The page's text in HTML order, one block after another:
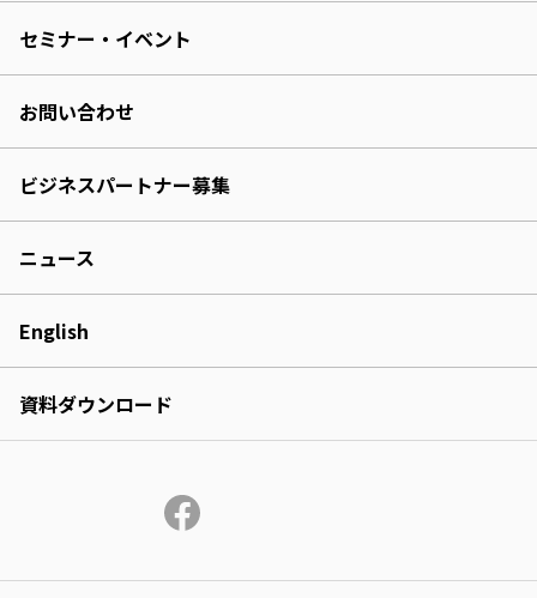
セミナー・イベント
お問い合わせ
ビジネスパートナー募集
ニュース
English
資料ダウンロード